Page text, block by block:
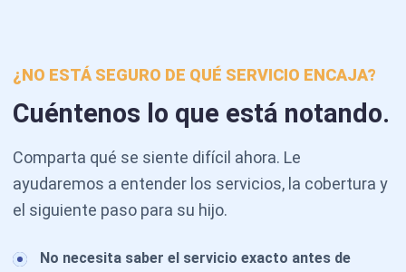
¿NO ESTÁ SEGURO DE QUÉ SERVICIO ENCAJA?
Cuéntenos lo que está notando.
Comparta qué se siente difícil ahora. Le
ayudaremos a entender los servicios, la cobertura y
el siguiente paso para su hijo.
No necesita saber el servicio exacto antes de